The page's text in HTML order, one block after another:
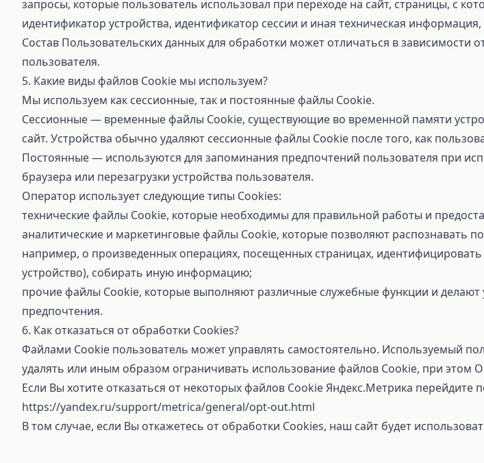
запросы, которые пользователь использовал при переходе на сайт, страницы, с
идентификатор устройства, идентификатор сессии и иная техническая
Состав Пользовательских данных для обработки может отличаться в зависимости
пользователя.
5. Какие виды файлов Cookie мы используем?
Мы используем как сессионные, так и постоянные файлы Cookie.
Сессионные — временные файлы Cookie, существующие во временной памяти
сайт. Устройства обычно удаляют сессионные файлы Cookie после того, как
Постоянные — используются для запоминания предпочтений пользователя при
браузера или перезагрузки устройства пользователя.
Оператор использует следующие типы Cookies:
технические файлы Cookie, которые необходимы для правильной работы и
аналитические и маркетинговые файлы Cookie, которые позволяют распознавать
например, о произведенных операциях, посещенных страницах,
устройство), собирать иную информацию;
прочие файлы Cookie, которые выполняют различные служебные функции и
предпочтения.
6. Как отказаться от обработки Cookies?
Файлами Cookie пользователь может управлять самостоятельно. Используемый
удалять или иным образом ограничивать использование файлов Cookie, при этом
Если Вы хотите отказаться от некоторых файлов Cookie Яндекс.Метрика
https://yandex.ru/support/metrica/general/opt-out.html
В том случае, если Вы откажетесь от обработки Cookies, наш сайт будет